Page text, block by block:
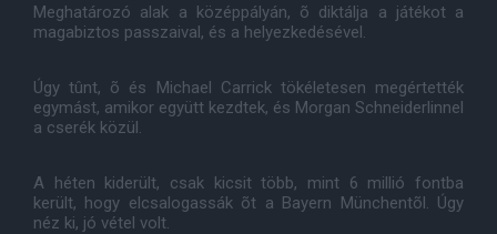
Meghatározó alak a középpályán, õ diktálja a játékot a
magabiztos passzaival, és a helyezkedésével.
Úgy tûnt, õ és Michael Carrick tökéletesen megértették
egymást, amikor együtt kezdtek, és Morgan Schneiderlinnel
a cserék közül.
A héten kiderült, csak kicsit több, mint 6 millió fontba
került, hogy elcsalogassák õt a Bayern Münchentõl. Úgy
néz ki, jó vétel volt.